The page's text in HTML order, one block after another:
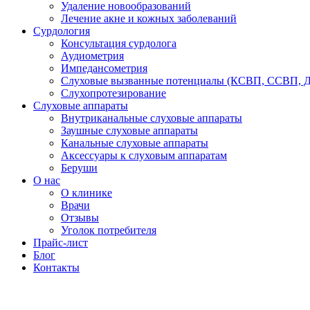
Удаление новообразований
Лечение акне и кожных заболеваний
Сурдология
Консультация сурдолога
Аудиометрия
Импедансометрия
Слуховые вызванные потенциалы (КСВП, ССВП,
Слухопротезирование
Слуховые аппараты
Внутриканальные слуховые аппараты
Заушные слуховые аппараты
Канальные слуховые аппараты
Аксессуары к слуховым аппаратам
Беруши
О нас
О клинике
Врачи
Отзывы
Уголок потребителя
Прайс-лист
Блог
Контакты